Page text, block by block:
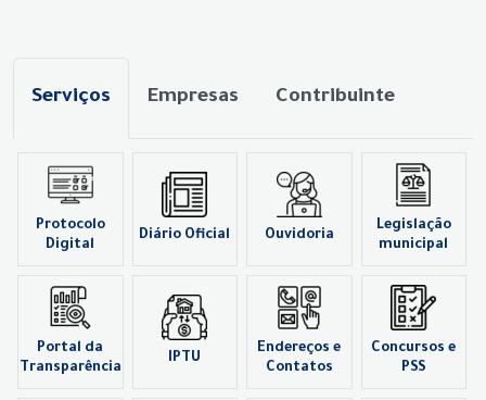
Serviços Empresas Contribuinte
Protocolo
Digital
Diário Oficial Ouvidoria
Legislação
municipal
Portal da
Transparência
IPTU
Endereços e
Contatos
Concursos e
PSS